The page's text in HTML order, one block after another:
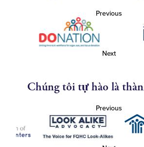
Previous
Next
Chúng tôi tự hào là
Previous